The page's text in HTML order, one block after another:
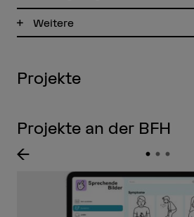
Weitere
Projekte
Projekte an der BFH